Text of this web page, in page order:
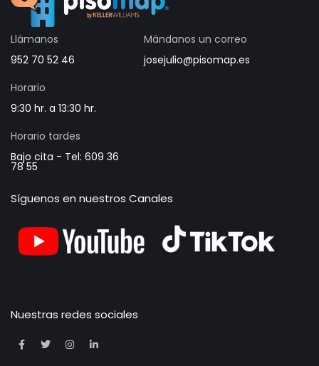
Llámanos
952 70 52 46
Mándanos un correo
josejulio@pisomap.es
Horario
9:30 hr. a 13:30 hr.
Horario tardes
Bajo cita - Tel: 609 36
78 55
Síguenos en nuestros Canales
Nuestras redes sociales